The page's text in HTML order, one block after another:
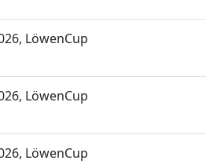
LöwenCup
LöwenCup
LöwenCup